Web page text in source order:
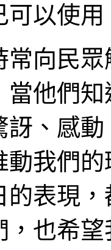
可以使
常向民
當他們
訝、感
動我們
的表現
，也希